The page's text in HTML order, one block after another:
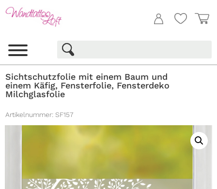
Sichtschutzfolie mit einem Baum und
einem Käfig, Fensterfolie, Fensterdeko
Milchglasfolie
Artikelnummer: SF157